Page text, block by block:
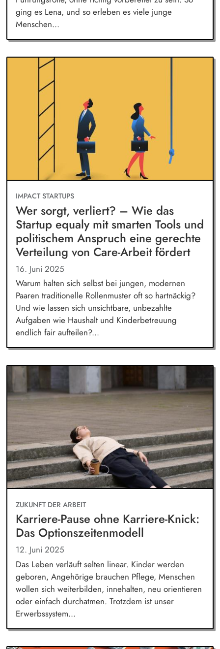
ging es Lena, und so erleben es viele junge
Menschen...
IMPACT STARTUPS
Wer sorgt, verliert? – Wie das
Startup equaly mit smarten Tools und
politischem Anspruch eine gerechte
Verteilung von Care-Arbeit fördert
16. Juni 2025
Warum halten sich selbst bei jungen, modernen
Paaren traditionelle Rollenmuster oft so hartnäckig?
Und wie lassen sich unsichtbare, unbezahlte
Aufgaben wie Haushalt und Kinderbetreuung
endlich fair aufteilen?...
ZUKUNFT DER ARBEIT
Karriere-Pause ohne Karriere-Knick:
Das Optionszeitenmodell
12. Juni 2025
Das Leben verläuft selten linear. Kinder werden
geboren, Angehörige brauchen Pflege, Menschen
wollen sich weiterbilden, innehalten, neu orientieren
oder einfach durchatmen. Trotzdem ist unser
Erwerbssystem...